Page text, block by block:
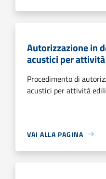
Autorizzazione in
acustici per
Procedimento di
acustici per attività
VAI ALLA PAGINA